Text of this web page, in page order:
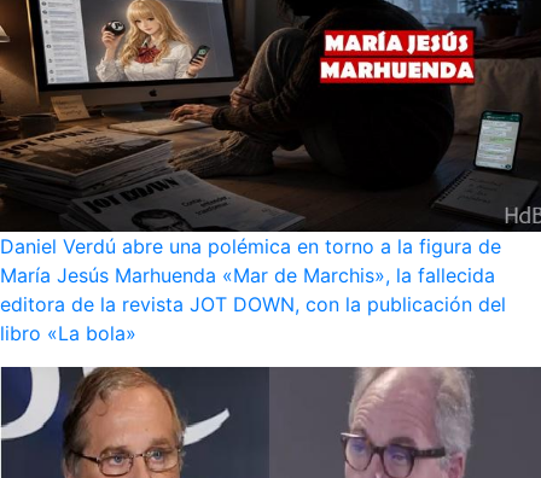
Daniel Verdú abre una polémica en torno a la figura de
María Jesús Marhuenda «Mar de Marchis», la fallecida
editora de la revista JOT DOWN, con la publicación del
libro «La bola»